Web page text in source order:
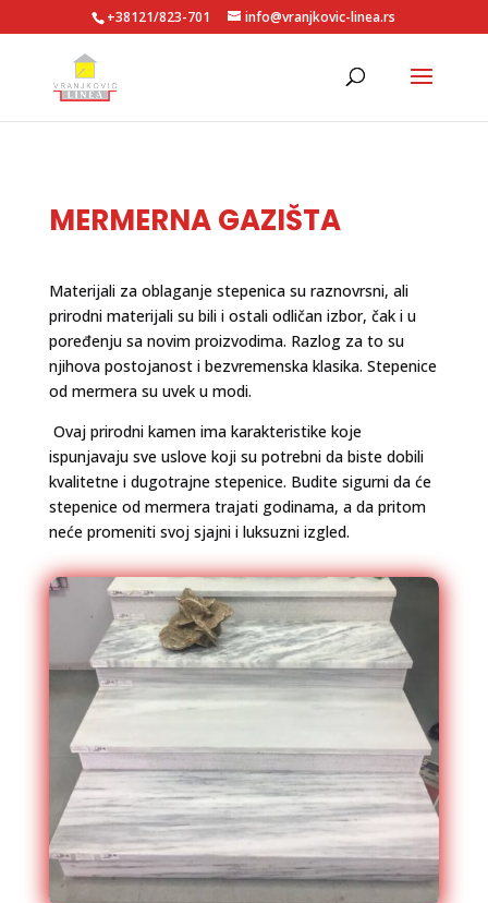
+38121/823-701 info@vranjkovic-linea.rs
MERMERNA GAZIŠTA
Materijali za oblaganje stepenica su raznovrsni, ali
prirodni materijali su bili i ostali odličan izbor, čak i u
poređenju sa novim proizvodima. Razlog za to su
njihova postojanost i bezvremenska klasika. Stepenice
od mermera su uvek u modi.
Ovaj prirodni kamen ima karakteristike koje
ispunjavaju sve uslove koji su potrebni da biste dobili
kvalitetne i dugotrajne stepenice. Budite sigurni da će
stepenice od mermera trajati godinama, a da pritom
neće promeniti svoj sjajni i luksuzni izgled.